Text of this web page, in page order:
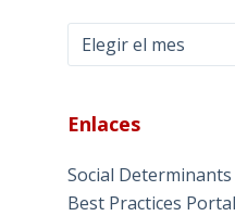
Archivo
Enlaces
Social
Best Practices Portal